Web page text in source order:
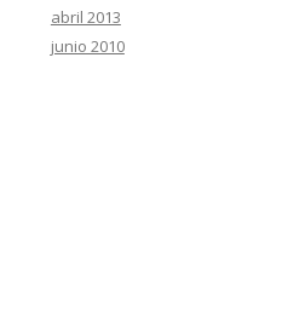
abril 2013
junio 2010